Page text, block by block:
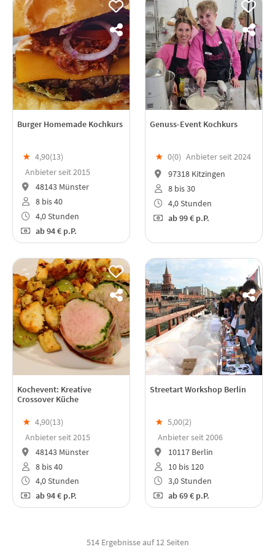
Burger Homemade Kochkurs
★ 4,90(13)
Anbieter seit 2015
48143 Münster
8 bis 40
4,0 Stunden
ab94 € p.P.
Genuss-Event Kochkurs
★ 0(0) Anbieter seit 2024
97318 Kitzingen
8 bis 30
4,0 Stunden
ab99 € p.P.
Kochevent: Kreative
Crossover Küche
★ 4,90(13)
Anbieter seit 2015
48143 Münster
8 bis 40
4,0 Stunden
ab94 € p.P.
Streetart Workshop Berlin
★ 5,00(2)
Anbieter seit 2006
10117 Berlin
10 bis 120
3,0 Stunden
ab69 € p.P.
514 Ergebnisse auf 12 Seiten